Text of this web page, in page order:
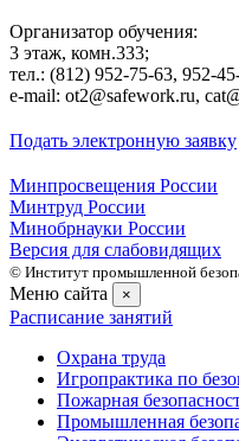
Организатор обучения:
3 этаж, комн.333;
тел.: (812) 952-75-63, 952-
е-mаil: ot2@safework.ru,
Подать электронную заявку
Минпросвещения России
Минтруд России
Минобрнауки России
Версия для слабовидящих
© Институт промышленной
Меню сайта ×
Расписание занятий
Охрана труда
Игропрактика по
Пожарная
Промышленная